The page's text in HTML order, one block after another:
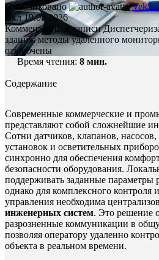
Опубликовано
Вкл 19.05.2026
Комментарии
к записи
здания: методы удаленного
отключены
Время чтения: 8 мин.
Содержание
Современные коммерческие и
представляют собой сложнейшие
Сотни датчиков, клапанов,
установок и осветительных
синхронно для обеспечения
безопасности оборудования.
поддерживать заданные параметры
однако для комплексного контроля
управления необходима
инженерных систем. Это решение
разрозненные коммуникации в
позволяя оператору удаленно
объекта в реальном времени.